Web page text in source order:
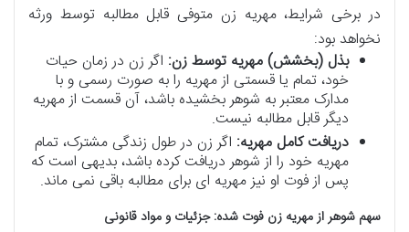
در برخی شرایط، مهریه زن متوفی قابل مطالبه توسط ورثه
نخواهد بود:
بذل (بخشش) مهریه توسط زن: اگر زن در زمان حیات
خود، تمام یا قسمتی از مهریه را به صورت رسمی و با
مدارک معتبر به شوهر بخشیده باشد، آن قسمت از مهریه
دیگر قابل مطالبه نیست.
دریافت کامل مهریه: اگر زن در طول زندگی مشترک، تمام
مهریه خود را از شوهر دریافت کرده باشد، بدیهی است که
پس از فوت او نیز مهریه ای برای مطالبه باقی نمی ماند.
سهم شوهر از مهریه زن فوت شده: جزئیات و مواد قانونی